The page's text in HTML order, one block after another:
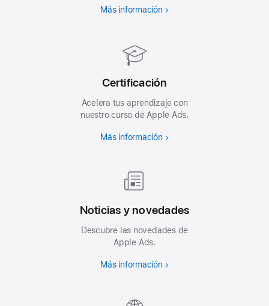
Más información
Certificación
Acelera tus aprendizaje con
nuestro curso de Apple Ads.
Más información
Noticias y novedades
Descubre las novedades de
Apple Ads.
Más información